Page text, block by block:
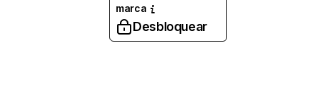
marca
Desbloquear